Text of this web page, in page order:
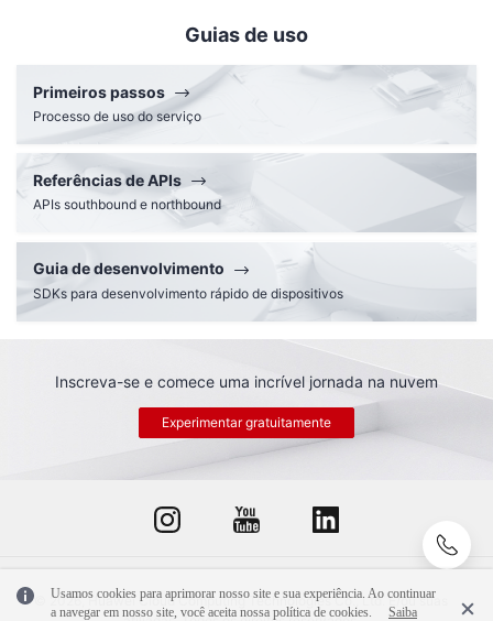
Guias de uso
Primeiros passos
Processo de uso do serviço
Referências de APIs
APIs southbound e northbound
Guia de desenvolvimento
SDKs para desenvolvimento rápido de dispositivos
Inscreva-se e comece uma incrível jornada na nuvem
Experimentar gratuitamente
Usamos cookies para aprimorar nosso site e sua experiência. Ao continuar
a navegar em nosso site, você aceita nossa política de cookies.
Saiba
© 2026, Huawei Cloud Computing Technologies Co., Ltd. E/ou suas